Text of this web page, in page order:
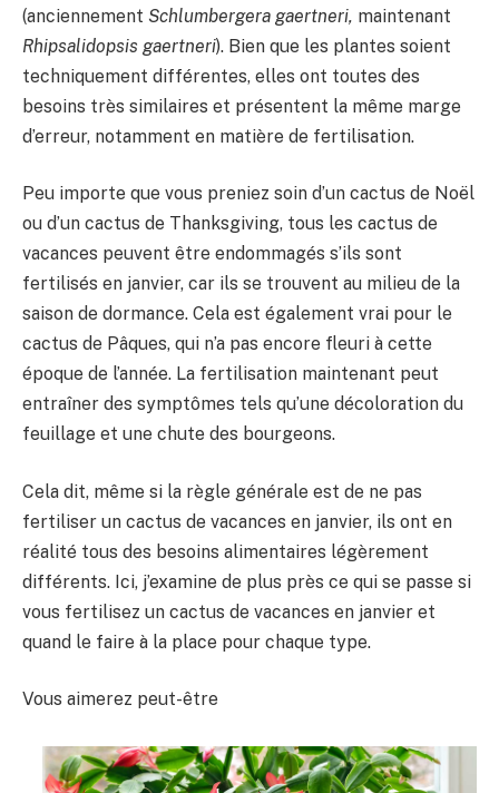
(anciennement Schlumbergera gaertneri, maintenant
Rhipsalidopsis gaertneri). Bien que les plantes soient
techniquement différentes, elles ont toutes des
besoins très similaires et présentent la même marge
d’erreur, notamment en matière de fertilisation.
Peu importe que vous preniez soin d’un cactus de Noël
ou d’un cactus de Thanksgiving, tous les cactus de
vacances peuvent être endommagés s’ils sont
fertilisés en janvier, car ils se trouvent au milieu de la
saison de dormance. Cela est également vrai pour le
cactus de Pâques, qui n’a pas encore fleuri à cette
époque de l’année. La fertilisation maintenant peut
entraîner des symptômes tels qu’une décoloration du
feuillage et une chute des bourgeons.
Cela dit, même si la règle générale est de ne pas
fertiliser un cactus de vacances en janvier, ils ont en
réalité tous des besoins alimentaires légèrement
différents. Ici, j’examine de plus près ce qui se passe si
vous fertilisez un cactus de vacances en janvier et
quand le faire à la place pour chaque type.
Vous aimerez peut-être